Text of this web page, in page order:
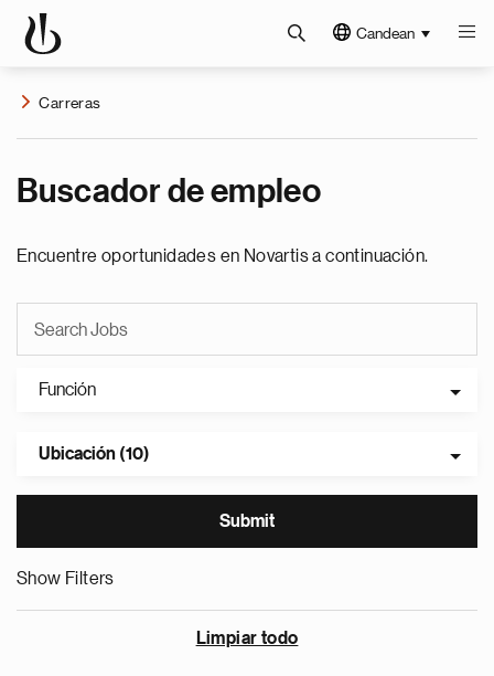
Candean
Carreras
Buscador de empleo
Encuentre oportunidades en Novartis a continuación.
Función
Ubicación (10)
Show Filters
Limpiar todo